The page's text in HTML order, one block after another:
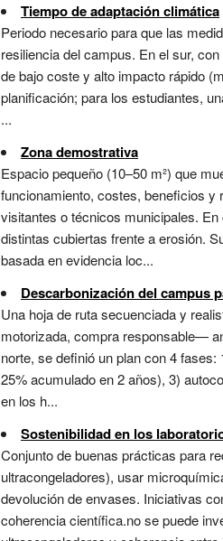
Tiempo de adaptación climática
Periodo necesario para que las
resiliencia del campus. En el sur,
de bajo coste y alto impacto rápido
planificación; para los estudiantes,
...
Zona demostrativa
Espacio pequeño (10–50 m²) que
funcionamiento, costes, beneficios y
visitantes o técnicos municipales.
distintas cubiertas frente a erosión.
basada en evidencia loc...
Descarbonización del campus
Una hoja de ruta secuenciada y
motorizada, compra responsable—
norte, se definió un plan con 4
25% acumulado en 2 años), 3)
en los h...
Sostenibilidad en los
Conjunto de buenas prácticas para
ultracongeladores), usar
devolución de envases. Iniciativas
coherencia científica.no se puede